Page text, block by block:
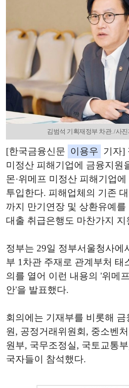
김범석 기획재정부 차관. /사
[한국금융신문 이용우 기자]
미정산 피해기업에 금융지원
몬·위메프 미정산 피해기업
투입한다. 피해업체의 기존
까지 만기연장 및 상환유예
대출 취급은행도 마찬가지
정부는 29일 정부서울청사에
부 1차관 주재로 관계부처 태
의를 열어 이런 내용의 '위메
안'을 발표했다.
회의에는 기재부를 비롯해
원, 공정거래위원회, 중소벤
원부, 국무조정실, 국토교통
국자들이 참석했다.